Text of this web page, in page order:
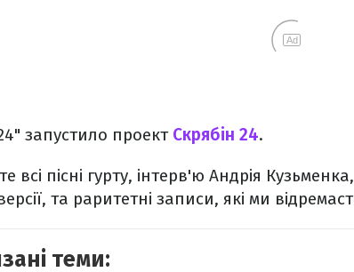
Ad
запустило проект Скрябін 24.
всі пісні гурту, інтерв'ю Андрія
та раритетні записи, які ми
теми: